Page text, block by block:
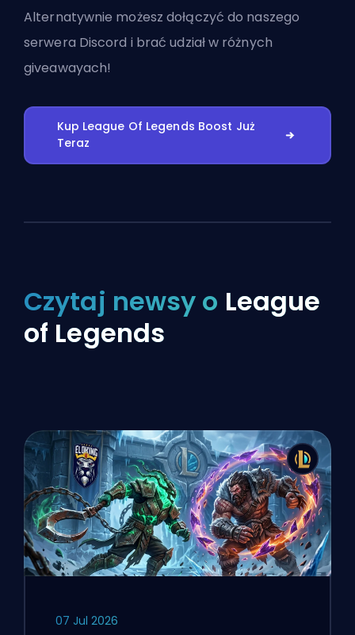
Alternatywnie możeszdołączyć do naszego
serwera Discord i brać udział w różnych
giveawayach!
Kup League Of Legends Boost Już
Teraz
Czytaj newsy o League
of Legends
07 Jul 2026